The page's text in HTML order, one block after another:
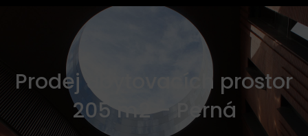
Prodej ubytovacích prostor
205 m2 – Perná